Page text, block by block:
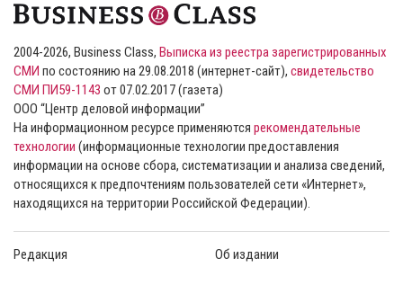
2004-2026, Business Class, Выписка из реестра зарегистрированных
СМИ по состоянию на 29.08.2018 (интернет-сайт), свидетельство
СМИ ПИ59-1143 от 07.02.2017 (газета)
ООО “Центр деловой информации”
На информационном ресурсе применяются рекомендательные
технологии (информационные технологии предоставления
информации на основе сбора, систематизации и анализа сведений,
относящихся к предпочтениям пользователей сети «Интернет»,
находящихся на территории Российской Федерации).
Редакция Об издании